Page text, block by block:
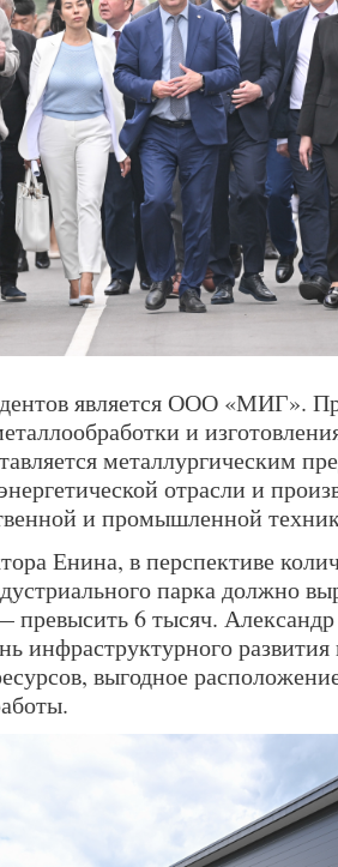
является ООО «МИГ».
и
металлургическим
отрасли и
и промышленной
Енина, в перспективе
парка должно
превысить 6 тысяч.
инфраструктурного
выгодное